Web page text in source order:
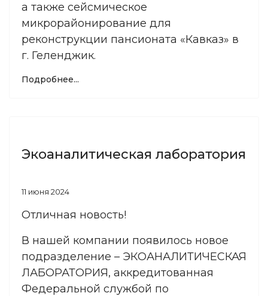
а также сейсмическое
микрорайонирование для
реконструкции пансионата «Кавказ» в
г. Геленджик.
Подробнее...
Экоаналитическая лаборатория
11 июня 2024
Отличная новость!
В нашей компании появилось новое
подразделение – ЭКОАНАЛИТИЧЕСКАЯ
ЛАБОРАТОРИЯ, аккредитованная
Федеральной службой по